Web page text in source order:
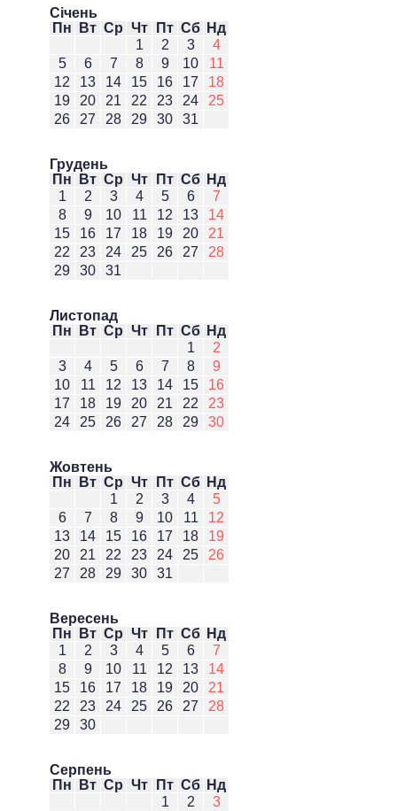
Січень
Пн
Вт Ср Чт Пт Сб Нд
1
2 3
4
5
6 7 8 9 10
11
12
13 14 15 16 17
18
19
20 21 22 23 24
25
26
27 28 29 30 31
Грудень
Пн
Вт Ср Чт Пт Сб Нд
1
2 3 4 5 6
7
8
9 10 11 12 13
14
15
16 17 18 19 20
21
22
23 24 25 26 27
28
29
30 31
Листопад
Пн
Вт Ср Чт Пт Сб Нд
1
2
3
4 5 6 7 8
9
10
11 12 13 14 15
16
17
18 19 20 21 22
23
24
25 26 27 28 29 30
Жовтень
Пн
Вт Ср Чт Пт Сб Нд
1
2 3 4
5
6
7 8 9 10 11
12
13
14 15 16 17 18
19
20
21 22 23 24 25
26
27
28 29 30 31
Вересень
Пн
Вт Ср Чт Пт Сб Нд
1
2 3 4 5 6
7
8
9 10 11 12 13
14
15
16 17 18 19 20
21
22
23 24 25 26 27
28
29
30
Серпень
Пн
Вт Ср Чт Пт Сб Нд
1
2
3